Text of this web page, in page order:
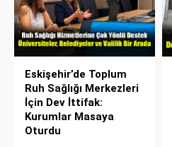
Eskişehir’de Toplum
Ruh Sağlığı Merkezleri
İçin Dev İttifak:
Kurumlar Masaya
Oturdu